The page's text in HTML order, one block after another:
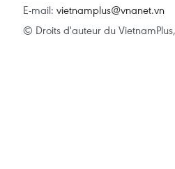
E-mail: vietnamplus@vnanet.vn
© Droits d'auteur du